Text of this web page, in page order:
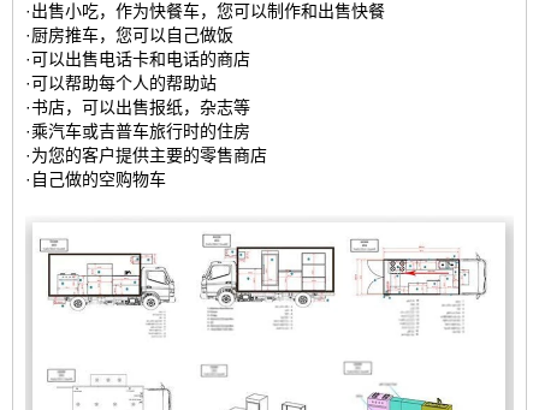
·出售小吃，作为快餐车，您可以制作和出售快餐
·厨房推车，您可以自己做饭
·可以出售电话卡和电话的商店
·可以帮助每个人的帮助站
·书店，可以出售报纸，杂志等
·乘汽车或吉普车旅行时的住房
·为您的客户提供主要的零售商店
·自己做的空购物车